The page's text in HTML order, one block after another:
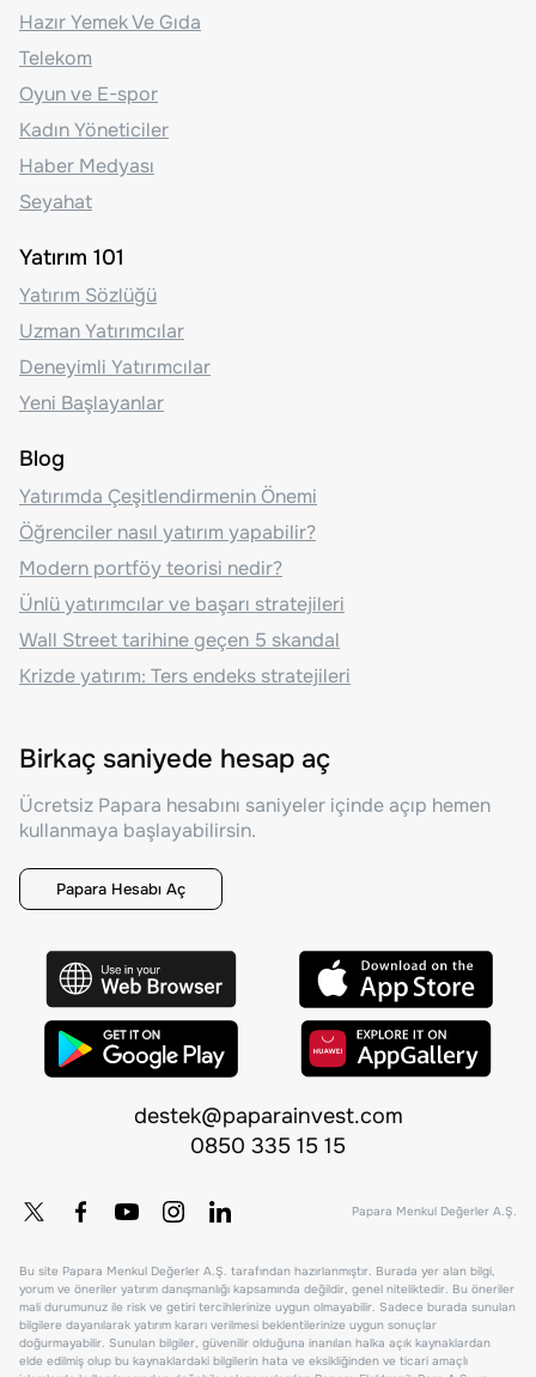
Hazır Yemek Ve Gıda
Telekom
Oyun ve E-spor
Kadın Yöneticiler
Haber Medyası
Seyahat
Yatırım 101
Yatırım Sözlüğü
Uzman Yatırımcılar
Deneyimli Yatırımcılar
Yeni Başlayanlar
Blog
Yatırımda Çeşitlendirmenin Önemi
Öğrenciler nasıl yatırım yapabilir?
Modern portföy teorisi nedir?
Ünlü yatırımcılar ve başarı stratejileri
Wall Street tarihine geçen 5 skandal
Krizde yatırım: Ters endeks stratejileri
Birkaç saniyede hesap aç
Ücretsiz Papara hesabını saniyeler içinde açıp hemen
kullanmaya başlayabilirsin.
Papara Hesabı Aç
destek@paparainvest.com
0850 335 15 15
Papara Menkul Değerler A.Ş.
Bu site Papara Menkul Değerler A.Ş. tarafından hazırlanmıştır. Burada yer alan bilgi,
yorum ve öneriler yatırım danışmanlığı kapsamında değildir, genel niteliktedir. Bu öneriler
mali durumunuz ile risk ve getiri tercihlerinize uygun olmayabilir. Sadece burada sunulan
bilgilere dayanılarak yatırım kararı verilmesi beklentilerinize uygun sonuçlar
doğurmayabilir. Sunulan bilgiler, güvenilir olduğuna inanılan halka açık kaynaklardan
elde edilmiş olup bu kaynaklardaki bilgilerin hata ve eksikliğinden ve ticari amaçlı